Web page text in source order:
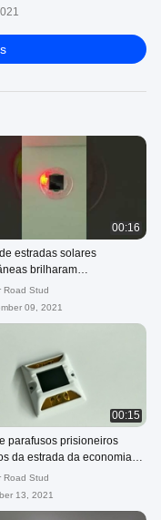
00:16
estradas solares
brilharam
por GPS
Road Stud
09, 2021
00:15
parafusos prisioneiros
da estrada da economia
125mm para a estrada
Road Stud
13, 2021